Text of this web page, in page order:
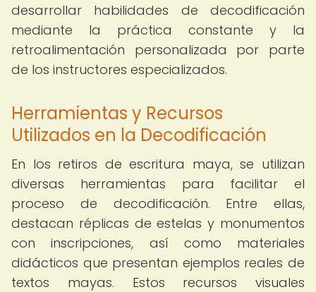
desarrollar habilidades de decodificación
mediante la práctica constante y la
retroalimentación personalizada por parte
de los instructores especializados.
Herramientas y Recursos
Utilizados en la Decodificación
En los retiros de escritura maya, se utilizan
diversas herramientas para facilitar el
proceso de decodificación. Entre ellas,
destacan réplicas de estelas y monumentos
con inscripciones, así como materiales
didácticos que presentan ejemplos reales de
textos mayas. Estos recursos visuales